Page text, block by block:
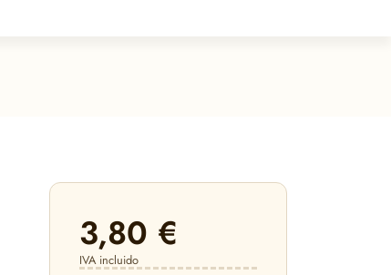
3,80 €
IVA incluido